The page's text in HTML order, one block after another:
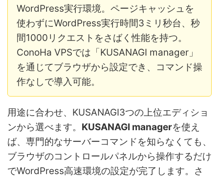
WordPress実行環境。ページキャッシュを
使わずにWordPress実行時間3ミリ秒台、秒
間1000リクエストをさばく性能を持つ。
ConoHa VPSでは「KUSANAGI manager」
を通じてブラウザから設定でき、コマンド操
作なしで導入可能。
用途に合わせ、KUSANAGI3つの上位エディショ
ンから選べます。 KUSANAGI managerを使え
ば、専門的なサーバーコマンドを知らなくても、
ブラウザのコントロールパネルから操作するだけ
でWordPress高速環境の設定が完了します。さ